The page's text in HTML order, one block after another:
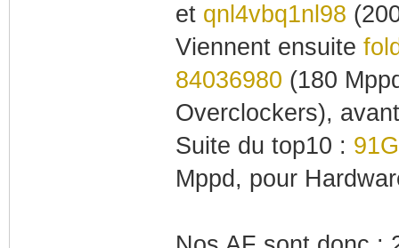
et qnl4vbq1nl98
Viennent ensuite
84036980 (180
Overclockers),
Suite du top10 :
Mppd, pour